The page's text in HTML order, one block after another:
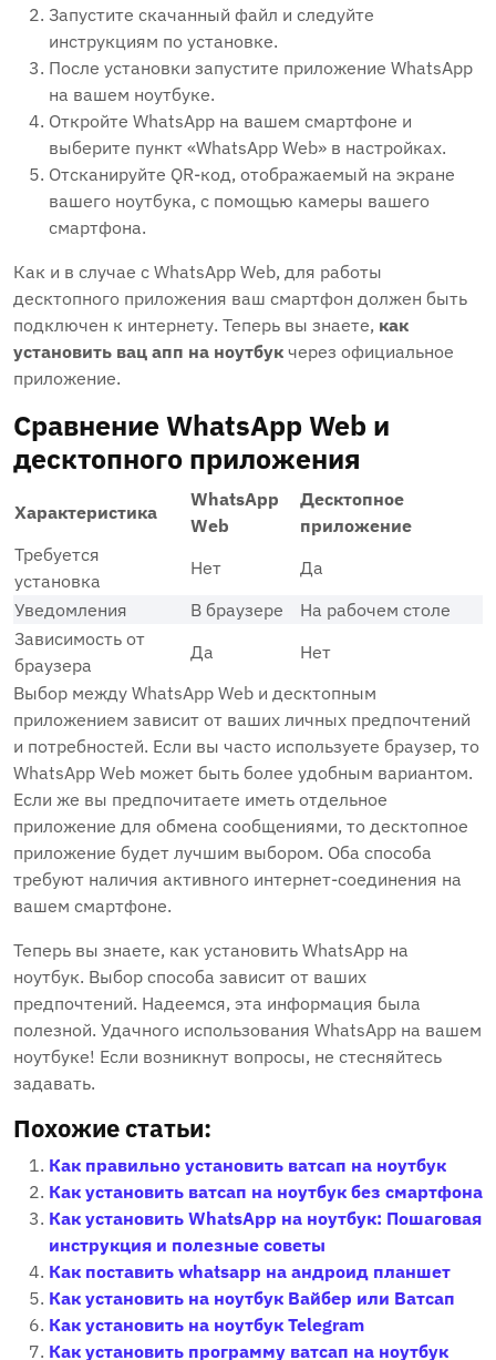
Запустите скачанный файл и следуйте
инструкциям по установке.
После установки запустите приложение WhatsApp
на вашем ноутбуке.
Откройте WhatsApp на вашем смартфоне и
выберите пункт «WhatsApp Web» в настройках.
Отсканируйте QR-код, отображаемый на экране
вашего ноутбука, с помощью камеры вашего
смартфона.
Как и в случае с WhatsApp Web, для работы
десктопного приложения ваш смартфон должен быть
подключен к интернету. Теперь вы знаете, как
установить вац апп на ноутбук через официальное
приложение.
Сравнение WhatsApp Web и
десктопного приложения
Характеристика
WhatsApp
Web
Десктопное
приложение
Требуется
установка
Нет
Да
Уведомления
В браузере
На рабочем столе
Зависимость от
браузера
Да
Нет
Выбор между WhatsApp Web и десктопным
приложением зависит от ваших личных предпочтений
и потребностей. Если вы часто используете браузер, то
WhatsApp Web может быть более удобным вариантом.
Если же вы предпочитаете иметь отдельное
приложение для обмена сообщениями, то десктопное
приложение будет лучшим выбором. Оба способа
требуют наличия активного интернет-соединения на
вашем смартфоне.
Теперь вы знаете, как установить WhatsApp на
ноутбук. Выбор способа зависит от ваших
предпочтений. Надеемся, эта информация была
полезной. Удачного использования WhatsApp на вашем
ноутбуке! Если возникнут вопросы, не стесняйтесь
задавать.
Похожие статьи:
Как правильно установить ватсап на ноутбук
Как установить ватсап на ноутбук без смартфона
Как установить WhatsApp на ноутбук: Пошаговая
инструкция и полезные советы
Как поставить whatsapp на андроид планшет
Как установить на ноутбук Вайбер или Ватсап
Как установить на ноутбук Telegram
Как установить программу ватсап на ноутбук